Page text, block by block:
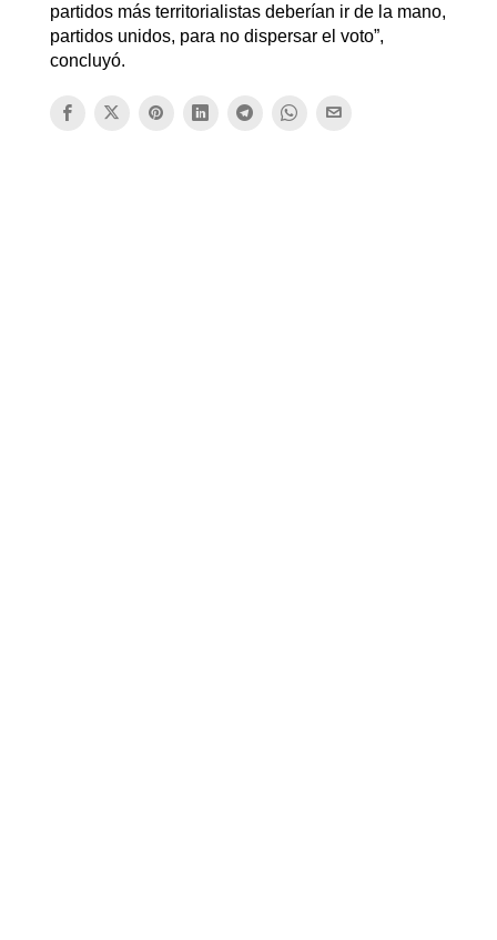
partidos más territorialistas deberían ir de la mano,
partidos unidos, para no dispersar el voto”,
concluyó.